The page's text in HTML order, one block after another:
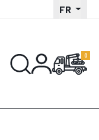
FR